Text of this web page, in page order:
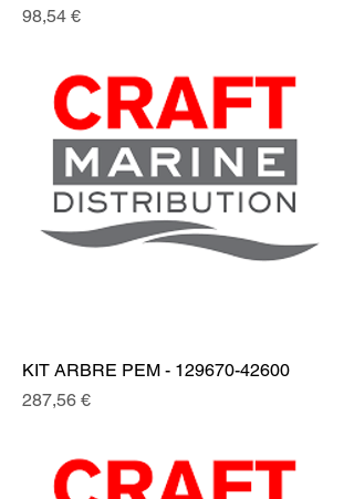
Prix
98,54 €
KIT ARBRE PEM - 129670-42600
Prix
287,56 €